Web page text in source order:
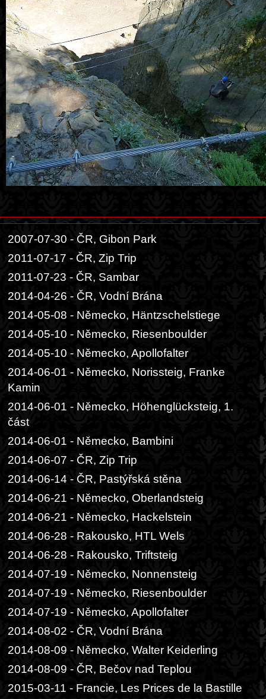
2007-07-30 - ČR, Gibon Park
2011-07-17 - ČR, Zip Trip
2011-07-23 - ČR, Sambar
2014-04-26 - ČR, Vodní Brána
2014-05-08 - Německo, Häntzschelstiege
2014-05-10 - Německo, Riesenboulder
2014-05-10 - Německo, Apollofalter
2014-06-01 - Německo, Norissteig, Franke
Kamin
2014-06-01 - Německo, Höhenglücksteig, 1.
část
2014-06-01 - Německo, Bambini
2014-06-07 - ČR, Zip Trip
2014-06-14 - ČR, Pastýřská stěna
2014-06-21 - Německo, Oberlandsteig
2014-06-21 - Německo, Hackelstein
2014-06-28 - Rakousko, HTL Wels
2014-06-28 - Rakousko, Triftsteig
2014-07-19 - Německo, Nonnensteig
2014-07-19 - Německo, Riesenboulder
2014-07-19 - Německo, Apollofalter
2014-08-02 - ČR, Vodní Brána
2014-08-09 - Německo, Walter Keiderling
2014-08-09 - ČR, Bečov nad Teplou
2015-03-11 - Francie, Les Prices de la Bastille